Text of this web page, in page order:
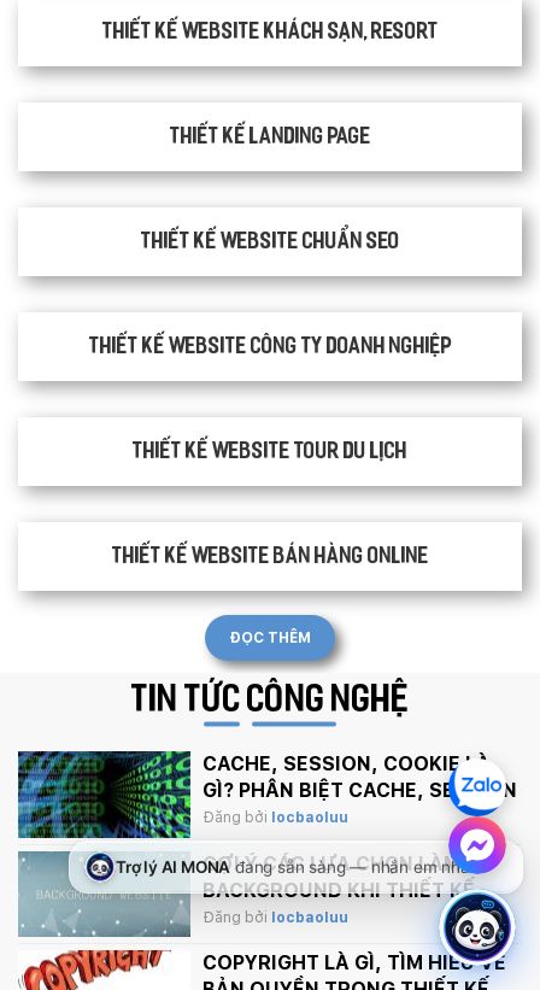
Thiết kế website khách sạn, resort
Thiết kế Landing Page
Thiết kế website chuẩn SEO
Thiết kế website công ty doanh nghiệp
Thiết kế website tour du lịch
Thiết kế website bán hàng Online
ĐỌC THÊM
TIN TỨCCÔNG NGHỆ
CACHE, SESSION, COOKIE LÀ
GÌ? PHÂN BIỆT CACHE, SESSION
VÀ COOKIE
Đăng bởi locbaoluu
GỢI Ý CÁC LỰA CHỌN LÀM
BACKGROUND KHI THIẾT KẾ
WEBSITE
Đăng bởi locbaoluu
COPYRIGHT LÀ GÌ, TÌM HIỂU VỀ